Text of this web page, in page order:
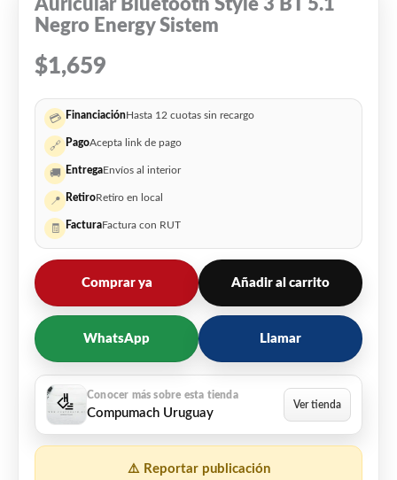
Auricular Bluetooth Style 3 BT 5.1
Negro Energy Sistem
$1,659
💳 FinanciaciónHasta 12 cuotas sin recargo
🔗 PagoAcepta link de pago
🚚 EntregaEnvíos al interior
📍 RetiroRetiro en local
🧾 FacturaFactura con RUT
Comprar ya Añadir al carrito
WhatsApp Llamar
Compumach Uruguay
⚠️ Reportar publicación